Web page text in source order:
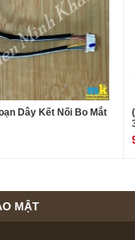
Dây Kết Nối Bo Mắt
MẬT